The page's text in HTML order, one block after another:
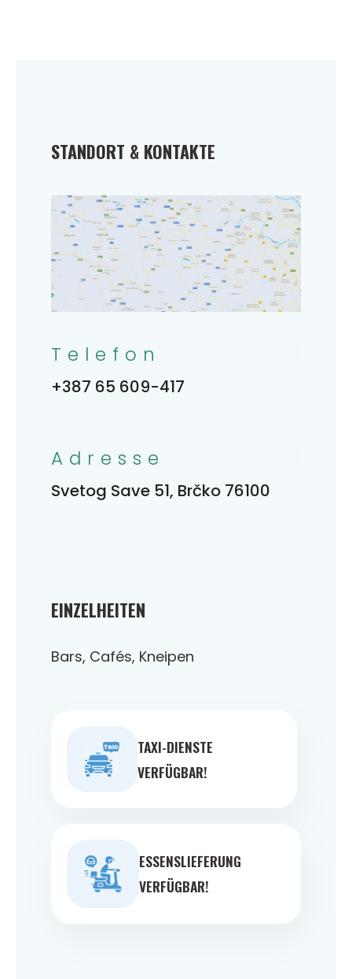
EINZELHEITEN
Bars, Cafés, Kneipen
TAXI-DIENSTE
VERFÜGBAR!
ESSENSLIEFERUNG
VERFÜGBAR!
STANDORT & KONTAKTE
Telefon
+387 65 609-417
Adresse
Svetog Save 51, Brčko 76100